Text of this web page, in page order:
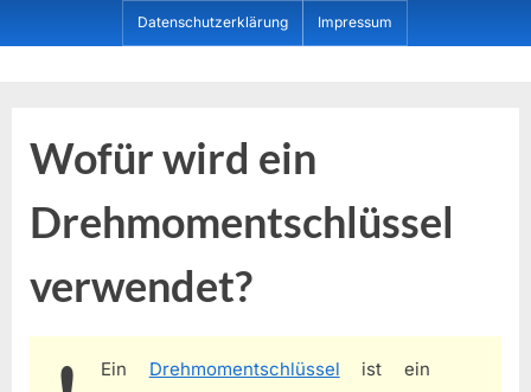
to
Datenschutzerklärung Impressum
Wofür wird ein
Drehmomentschlüssel
verwendet?
Ein Drehmomentschlüssel ist ein